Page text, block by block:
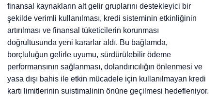
finansal kaynakların alt gelir gruplarını destekleyici bir
şekilde verimli kullanılması, kredi sisteminin etkinliğinin
artırılması ve finansal tüketicilerin korunması
doğrultusunda yeni kararlar aldı. Bu bağlamda,
borçluluğun gelirle uyumu, sürdürülebilir ödeme
performansının sağlanması, dolandırıcılığın önlenmesi ve
yasa dışı bahis ile etkin mücadele için kullanılmayan kredi
kartı limitlerinin suistimalinin önüne geçilmesi hedefleniyor.